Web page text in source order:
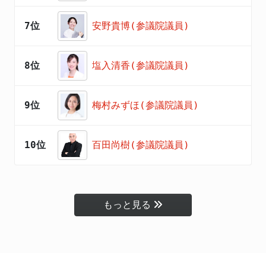
7位 安野貴博(参議院議員)
8位 塩入清香(参議院議員)
9位 梅村みずほ(参議院議員)
10位 百田尚樹(参議院議員)
もっと見る